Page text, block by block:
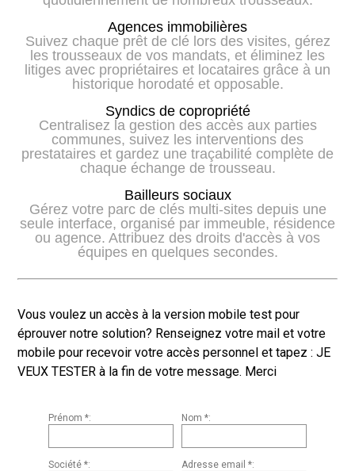
Agences immobilières
Suivez chaque prêt de clé lors des visites, gérez
les trousseaux de vos mandats, et éliminez les
litiges avec propriétaires et locataires grâce à un
historique horodaté et opposable.
Syndics de copropriété
Centralisez la gestion des accès aux parties
communes, suivez les interventions des
prestataires et gardez une traçabilité complète de
chaque échange de trousseau.
Bailleurs sociaux
Gérez votre parc de clés multi-sites depuis une
seule interface, organisé par immeuble, résidence
ou agence. Attribuez des droits d'accès à vos
équipes en quelques secondes.
Vous voulez un accès à la version mobile test pour
éprouver notre solution? Renseignez votre mail et votre
mobile pour recevoir votre accès personnel et tapez : JE
VEUX TESTER à la fin de votre message. Merci
Prénom *: Nom *:
Société *: Adresse email *: